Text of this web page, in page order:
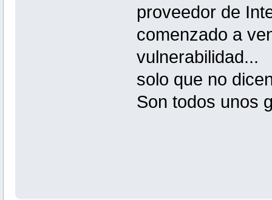
proveedor de
comenzado a
vulnerabilidad...
solo que no
Son todos unos